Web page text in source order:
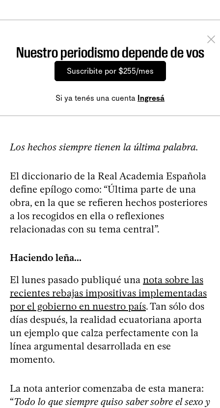
Nuestro periodismo depende de vos
Suscribite por $255/mes
Si ya tenés una cuenta Ingresá
Los hechos siempre tienen la última palabra.
El diccionario de la Real Academia Española
define epílogo como: “Última parte de una
obra, en la que se refieren hechos posteriores
a los recogidos en ella o reflexiones
relacionadas con su tema central”.
Haciendo leña...
El lunes pasado publiqué una nota sobre las
recientes rebajas impositivas implementadas
por el gobierno en nuestro país. Tan sólo dos
días después, la realidad ecuatoriana aporta
un ejemplo que calza perfectamente con la
línea argumental desarrollada en ese
momento.
La nota anterior comenzaba de esta manera:
“Todo lo que siempre quiso saber sobre el sexo y